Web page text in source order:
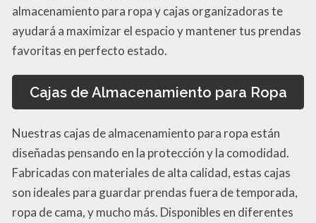
almacenamiento para ropa y cajas organizadoras te
ayudará a maximizar el espacio y mantener tus prendas
favoritas en perfecto estado.
Cajas de Almacenamiento para Ropa
Nuestras cajas de almacenamiento para ropa están
diseñadas pensando en la protección y la comodidad.
Fabricadas con materiales de alta calidad, estas cajas
son ideales para guardar prendas fuera de temporada,
ropa de cama, y mucho más. Disponibles en diferentes